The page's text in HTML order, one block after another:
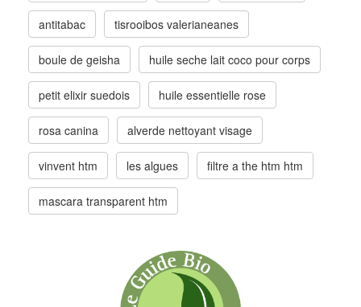
antitabac tisrooibos valerianeanes
boule de geisha huile seche lait coco pour corps
petit elixir suedois huile essentielle rose
rosa canina alverde nettoyant visage
vinvent htm les algues filtre a the htm htm
mascara transparent htm